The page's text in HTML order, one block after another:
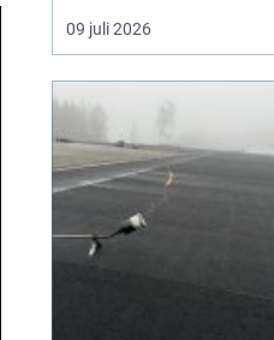
används när tungt eller
skrymmande material
säkert och
Genom att hyra en
kranbil kan
privatpersoner, företag
och entrepren&...
09 juli 2026